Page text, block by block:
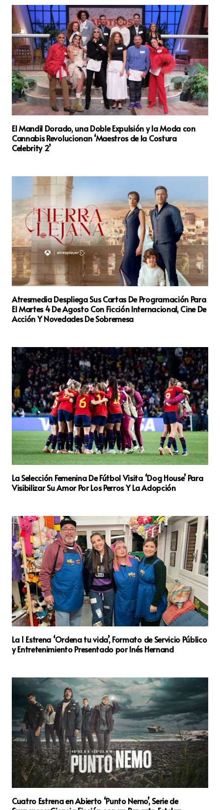
El Mandil Dorado, una Doble Expulsión y la Moda con
Cannabis Revolucionan ‘Maestros de la Costura
Celebrity 2’
Atresmedia Despliega Sus Cartas De Programación Para
El Martes 4 De Agosto Con Ficción Internacional, Cine De
Acción Y Novedades De Sobremesa
La Selección Femenina De Fútbol Visita ‘Dog House’ Para
Visibilizar Su Amor Por Los Perros Y La Adopción
La 1 Estrena ‘Ordena tu vida’, Formato de Servicio Público
y Entretenimiento Presentado por Inés Hernand
Cuatro Estrena en Abierto ‘Punto Nemo’, Serie de